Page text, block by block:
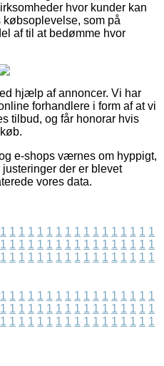
hvor kunder kan
som på
af til at bedømme hvor
hjælp af annoncer. Vi har
forhandlere i form af at vi
tilbud, og får honorar hvis
e-shops værnes om hyppigt,
der er blevet
vores data.
1 1 1 1 1 1 1 1 1 1 1 1 1 1 1 1 1
1 1 1 1 1 1 1 1 1 1 1 1 1 1 1 1 1
1 1 1 1 1 1 1 1 1 1 1 1 1 1 1 1 1
1 1 1 1 1 1 1 1 1 1 1 1 1 1 1 1 1
1 1 1 1 1 1 1 1 1 1 1 1 1 1 1 1 1
1 1 1 1 1 1 1 1 1 1 1 1 1 1 1 1 1